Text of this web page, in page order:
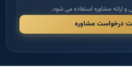
ارائه مشاوره استفاده می شود.
درخواست مشاوره